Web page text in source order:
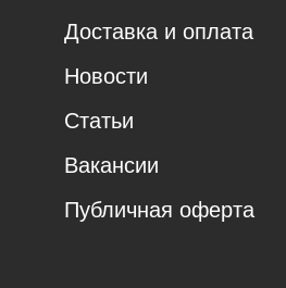
Доставка и оплата
Новости
Статьи
Вакансии
Публичная оферта